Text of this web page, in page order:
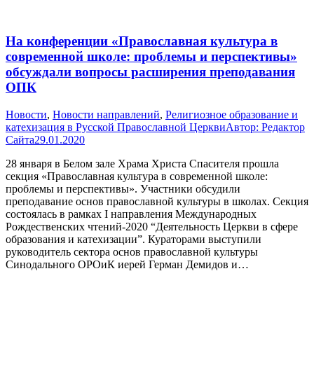
На конференции «Православная культура в
современной школе: проблемы и перспективы»
обсуждали вопросы расширения преподавания
ОПК
Новости, Новости направлений, Религиозное образование и
катехизация в Русской Православной ЦерквиАвтор: Редактор
Сайта29.01.2020
28 января в Белом зале Храма Христа Спасителя прошла
секция «Православная культура в современной школе:
проблемы и перспективы». Участники обсудили
преподавание основ православной культуры в школах. Секция
состоялась в рамках I направления Международных
Рождественских чтений-2020 “Деятельность Церкви в сфере
образования и катехизации”. Кураторами выступили
руководитель сектора основ православной культуры
Синодального ОРОиК иерей Герман Демидов и…